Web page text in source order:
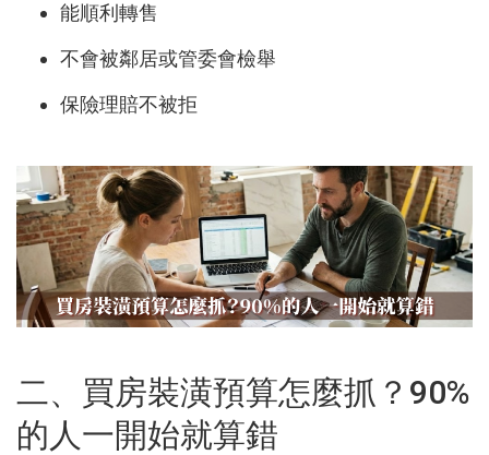
能順利轉售
不會被鄰居或管委會檢舉
保險理賠不被拒
二、買房裝潢預算怎麼抓？90%
的人一開始就算錯